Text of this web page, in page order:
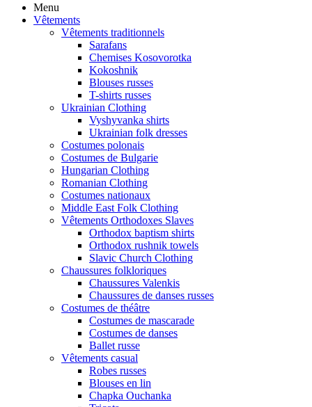
Menu
Vêtements
Vêtements traditionnels
Sarafans
Chemises Kosovorotka
Kokoshnik
Blouses russes
T-shirts russes
Ukrainian Clothing
Vyshyvanka shirts
Ukrainian folk dresses
Costumes polonais
Costumes de Bulgarie
Hungarian Clothing
Romanian Clothing
Costumes nationaux
Middle East Folk Clothing
Vêtements Orthodoxes Slaves
Orthodox baptism shirts
Orthodox rushnik towels
Slavic Church Clothing
Chaussures folkloriques
Chaussures Valenkis
Chaussures de danses russes
Costumes de théâtre
Costumes de mascarade
Costumes de danses
Ballet russe
Vêtements casual
Robes russes
Blouses en lin
Chapka Ouchanka